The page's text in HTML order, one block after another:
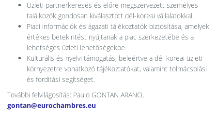
Üzleti partnerkeresés és előre megszervezett személyes
találkozók gondosan kiválasztott dél-koreai vállalatokkal.
Piaci információk és ágazati tájékoztatók biztosítása, amelyek
értékes betekintést nyújtanak a piac szerkezetébe és a
lehetséges üzleti lehetőségekbe.
Kulturális és nyelvi támogatás, beleértve a dél-koreai üzleti
környezetre vonatkozó tájékoztatókat, valamint tolmácsolási
és fordítási segítséget.
További felvilágosítás: Paulo GONTAN ARANO,
gontan@eurochambres.eu